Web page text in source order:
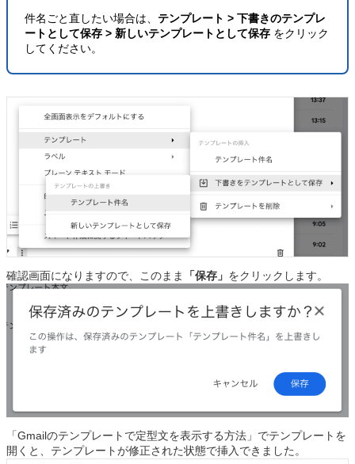
件名ごと直したい場合は、 テンプレート > 下書きのテンプレ
ートとして保存 > 新しいテンプレートとして保存 をクリック
してください。
確認画面になりますので、このまま 「保存」 をクリックします。
「Gmailのテンプレートで定型文を表示する方法」でテンプレートを
開くと、テンプレートが修正された状態で挿入できました。